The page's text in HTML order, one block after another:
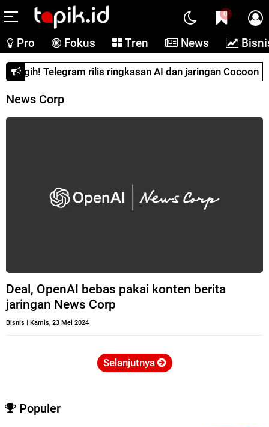
0
Pro Fokus Tren News
Canggih! Telegram rilis ringkasan AI dan jaringan Cocoon
News Corp
Deal, OpenAI bebas pakai konten berita
jaringan News Corp
Bisnis | Kamis, 23 Mei 2024
Selanjutnya
Populer